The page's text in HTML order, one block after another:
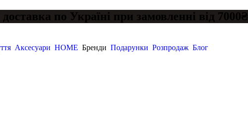
по Україні при замовленні від 7000₴
Аксесуари HOME Бренди Подарунки Розпродаж Блог